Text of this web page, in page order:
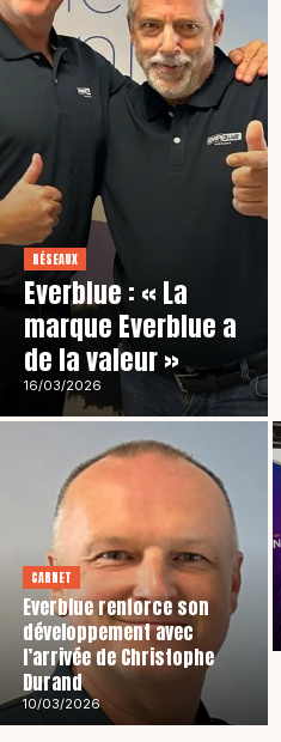
RÉSEAUX
Everblue : « La
marque Everblue a
de la valeur »
16/03/2026
CARNET
Everblue renforce son
développement avec
l’arrivée de Christophe
Durand
10/03/2026